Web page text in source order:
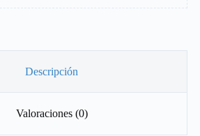
Descripción
Valoraciones (0)